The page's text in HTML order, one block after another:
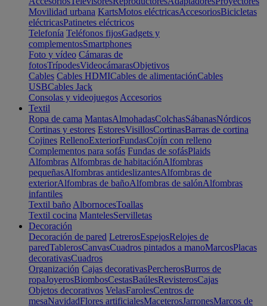
Movilidad urbana KartsMotos eléctricasAccesoriosBicicletas
eléctricasPatinetes eléctricos
Telefonía Teléfonos fijosGadgets y
complementosSmartphones
Foto y vídeo Cámaras de
fotosTrípodesVideocámarasObjetivos
Cables Cables HDMICables de alimentaciónCables
USBCables Jack
Consolas y videojuegos Accesorios
Textil
Ropa de cama MantasAlmohadasColchasSábanasNórdicos
Cortinas y estores EstoresVisillosCortinasBarras de cortina
Cojines RellenoExteriorFundasCojín con relleno
Complementos para sofás Fundas de sofásPlaids
Alfombras Alfombras de habitaciónAlfombras
pequeñasAlfombras antideslizantesAlfombras de
exteriorAlfombras de bañoAlfombras de salónAlfombras
infantiles
Textil baño AlbornocesToallas
Textil cocina MantelesServilletas
Decoración
Decoración de pared LetrerosEspejosRelojes de
paredTablerosCanvasCuadros pintados a manoMarcosPlacas
decorativasCuadros
Organización Cajas decorativasPercherosBurros de
ropaJoyerosBiombosCestasBaúlesRevisterosCajas
Objetos decorativos VelasFarolesCentros de
mesaNavidadFlores artificialesMaceterosJarronesMarcos de